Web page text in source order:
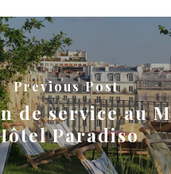
Previous Post
de service au
Paradiso